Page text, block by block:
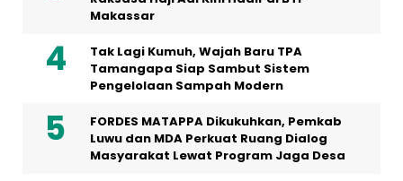
Makassar
Tak Lagi Kumuh, Wajah Baru TPA
Tamangapa Siap Sambut Sistem
Pengelolaan Sampah Modern
FORDES MATAPPA Dikukuhkan, Pemkab
Luwu dan MDA Perkuat Ruang Dialog
Masyarakat Lewat Program Jaga Desa